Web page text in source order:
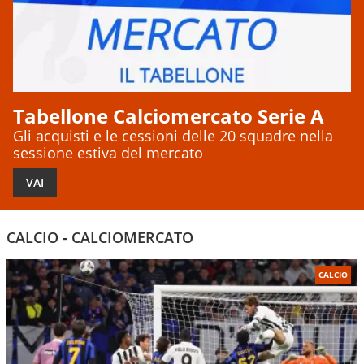
Tabellone Calciomercato Serie A
Gli acquisti e le cessioni delle 20 squadre nella
sessione estiva del mercato
VAI
CALCIO - CALCIOMERCATO
CALCIO